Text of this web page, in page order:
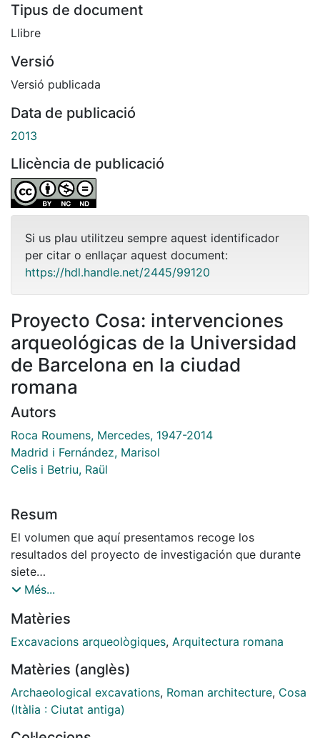
Tipus de document
Llibre
Versió
Versió publicada
Data de publicació
2013
Llicència de publicació
Si us plau utilitzeu sempre aquest identificador
per citar o enllaçar aquest document:
https://hdl.handle.net/2445/99120
Proyecto Cosa: intervenciones
arqueológicas de la Universidad
de Barcelona en la ciudad
romana
Autors
Roca Roumens, Mercedes, 1947-2014
Madrid i Fernández, Marisol
Celis i Betriu, Raül
Resum
El volumen que aquí presentamos recoge los
resultados del proyecto de investigación que durante
siete
campañas (2005-2011) se ha desarrollado en la ciudad
liderado por la Dra. Mercè Roca Roumens, Catedrática
de Arqueología de la Universitat de Barcelona, ha
tanto públicas como académicas y de investigación
que serán señaladas de acuerdo con su participación
en cada campaña. Por otro lado, el proyecto ha
Més...
Matèries
Excavacions arqueològiques, Arquitectura romana
Matèries (anglès)
Archaeological excavations, Roman architecture, Cosa
(Itàlia : Ciutat antiga)